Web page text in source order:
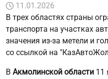
11.01.2026
В трех областях страны
транспорта на участках
значения из-за метели и
со ссылкой на
В Акмолинской области 11